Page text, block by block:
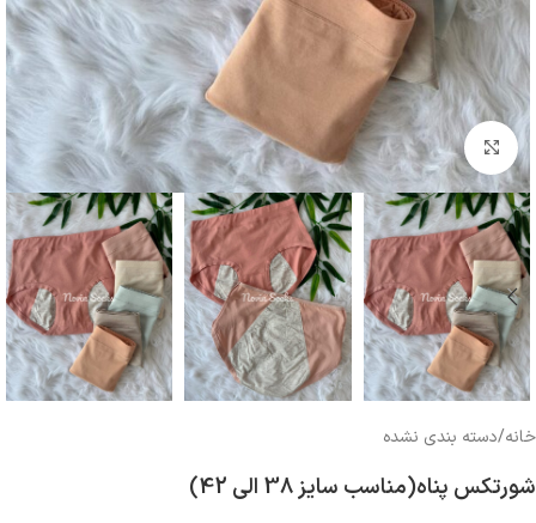
بزرگنمایی تصویر
خانه/دسته بندی نشده
شورتکس پناه(مناسب سایز 38 الی 42)